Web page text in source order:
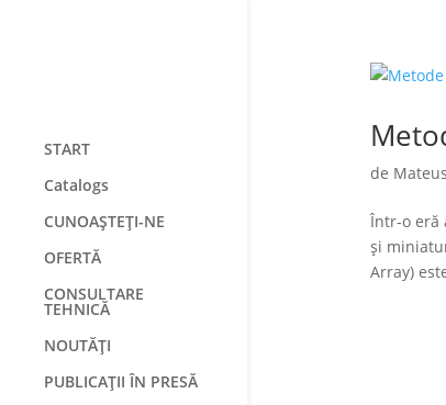
START
Catalogs
CUNOAȘTEȚI-NE
OFERTĂ
CONSULTARE
TEHNICĂ
NOUTĂȚI
PUBLICAȚII ÎN PRESĂ
de
Într-o eră
și
Array)